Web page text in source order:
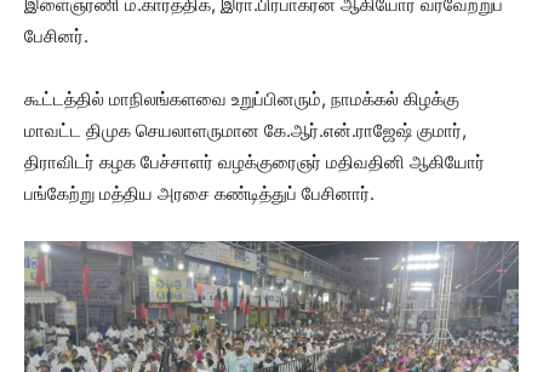
பேசினர்.
கூட்டத்தில் மாநிலங்களவை உறுப்பினரும், நாமக்கல் கிழக்கு
மாவட்ட திமுக செயலாளருமான கே.ஆர்.என்.ராஜேஷ் குமார்,
திராவிடர் கழக பேச்சாளர் வழக்குரைஞர் மதிவதினி ஆகியோர்
பங்கேற்று மத்திய அரசை கண்டித்துப் பேசினார்.